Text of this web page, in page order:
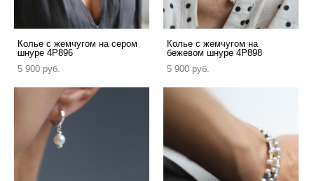
Колье с жемчугом на сером
шнуре 4P896
5 900 pуб.
Колье с жемчугом на
бежевом шнуре 4P898
5 900 pуб.